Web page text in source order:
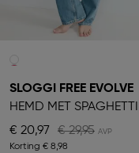
SLOGGI FREE EVOLVE
€ 20,97
€ 29,95
Korting € 8,98